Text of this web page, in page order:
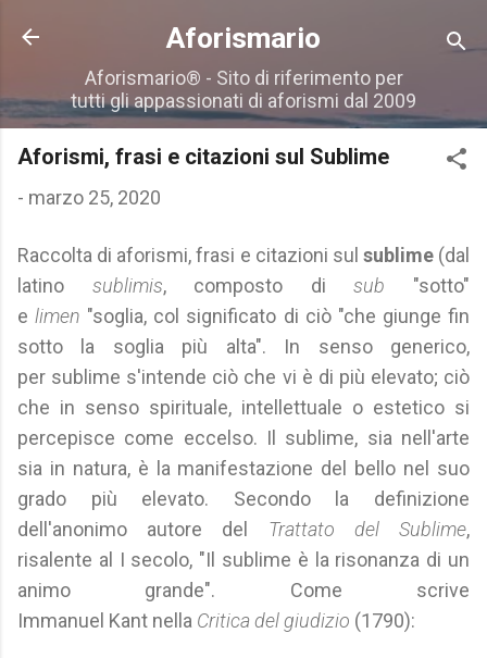
Passa ai contenuti principali
Aforismario
Aforismario® - Sito di riferimento per
tutti gli appassionati di aforismi dal 2009
Aforismi, frasi e citazioni sul Sublime
- marzo 25, 2020
Raccolta di aforismi, frasi e citazioni sul sublime (dal
latino sublimis, composto disub "sotto"
elimen "soglia, col significato di ciò "che giunge fin
sotto la soglia più alta". In senso generico,
per sublime s'intende ciò che vi è di più elevato; ciò
che in senso spirituale, intellettuale o estetico si
percepisce come eccelso. Il sublime, sia nell'arte
sia in natura, è la manifestazione del bello nel suo
grado più elevato. Secondo la definizione
dell'anonimo autore del Trattato del Sublime,
risalente al I secolo, "Il sublime è la risonanza di un
animo grande". Come scrive
Immanuel Kant nella Critica del giudizio (1790):